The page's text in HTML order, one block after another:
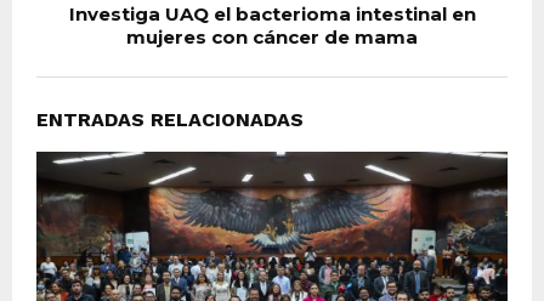
Investiga UAQ el bacterioma intestinal en
mujeres con cáncer de mama
ENTRADAS RELACIONADAS